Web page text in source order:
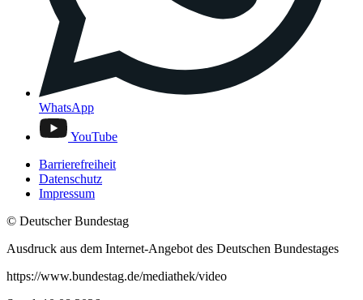
WhatsApp
YouTube
Barrierefreiheit
Datenschutz
Impressum
© Deutscher Bundestag
Ausdruck aus dem Internet-Angebot des Deutschen Bundestages
https://www.bundestag.de/mediathek/video